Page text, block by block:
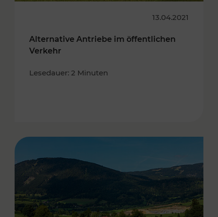
13.04.2021
Alternative Antriebe im öffentlichen
Verkehr
Lesedauer: 2 Minuten